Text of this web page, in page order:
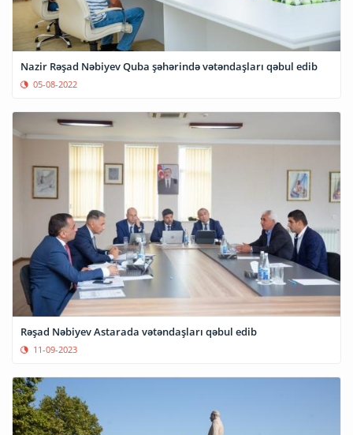
05-08-2022
Rəşad Nəbiyev Astarada vətəndaşları qəbul edib
11-09-2023